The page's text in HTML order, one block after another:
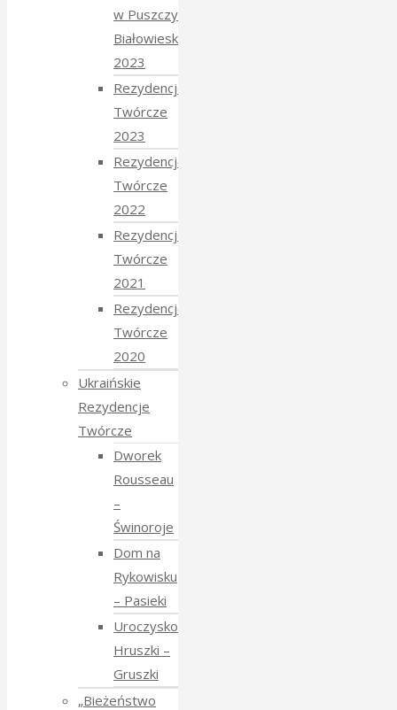
w Puszczy
Białowieskiej
2023
Rezydencje
Twórcze
2023
Rezydencje
Twórcze
2022
Rezydencje
Twórcze
2021
Rezydencje
Twórcze
2020
Ukraińskie
Rezydencje
Twórcze
Dworek
Rousseau
–
Świnoroje
Dom na
Rykowisku
– Pasieki
Uroczysko
Hruszki –
Gruszki
„Bieżeństwo